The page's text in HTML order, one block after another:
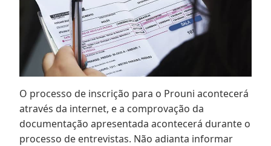
O processo de inscrição para o Prouni acontecerá
através da internet, e a comprovação da
documentação apresentada acontecerá durante o
processo de entrevistas. Não adianta informar